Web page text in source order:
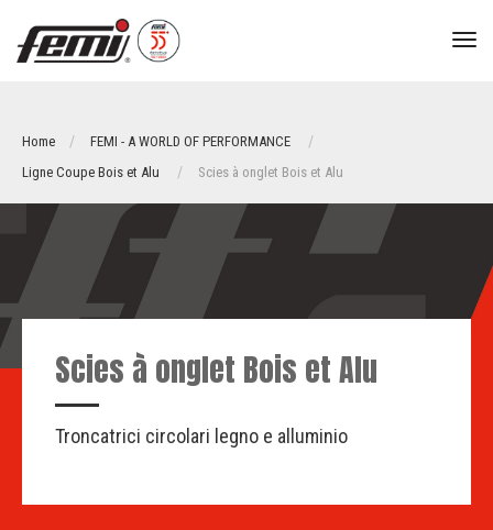
Home
FEMI - A WORLD OF PERFORMANCE
Ligne Coupe Bois et Alu
Scies à onglet Bois et Alu
Scies à onglet Bois et Alu
Troncatrici circolari legno e alluminio